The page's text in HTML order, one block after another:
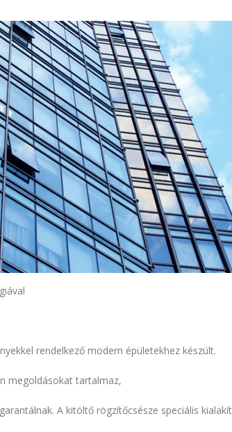
rendelkező modern épületekhez készült.
megoldásokat tartalmaz,
A kitöltő rögzítőcsésze speciális